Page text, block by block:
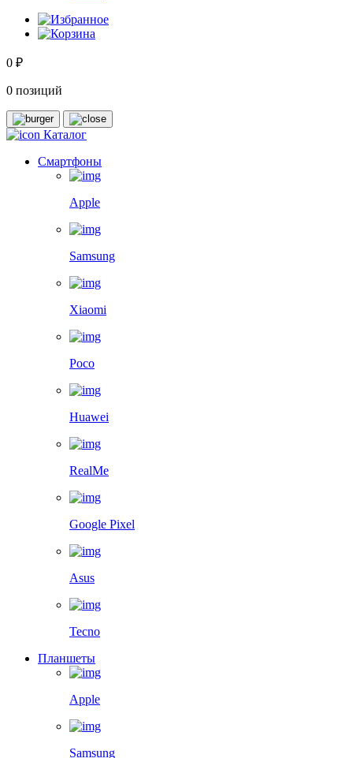
0 ₽
0 позиций
Каталог
Смартфоны
Apple
Samsung
Xiaomi
Poco
Huawei
RealMe
Google Pixel
Asus
Tecno
Планшеты
Apple
Samsung